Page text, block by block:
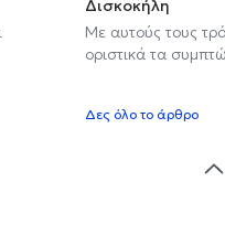
Δισκοκήλη
Με αυτούς τους
οριστικά τα
Δες όλο το άρθρο